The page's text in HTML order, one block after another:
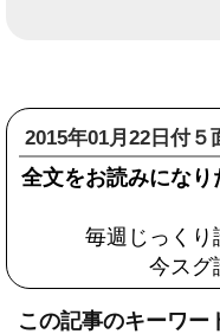
2015年01月22日付５
全文をお読みにな
毎週じっくり
今スグ
この記事のキーワー